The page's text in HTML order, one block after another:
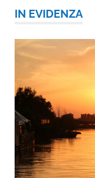
IN EVIDENZA